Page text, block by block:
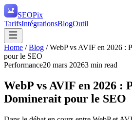
SEOPix
TarifsIntégrationsBlogOutil
Home /Blog /WebP vs AVIF en 2026 :
pour le SEO
Performance20 mars 20263 min read
WebP vs AVIF en 2026 :
Dominerait pour le SEO